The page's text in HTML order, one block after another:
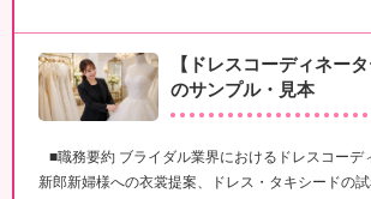
【ドレスコーディネー
のサンプル・見本
■職務要約 ブライダル業界におけるドレスコーデ
新郎新婦様への衣裳提案、ドレス・タキシードの